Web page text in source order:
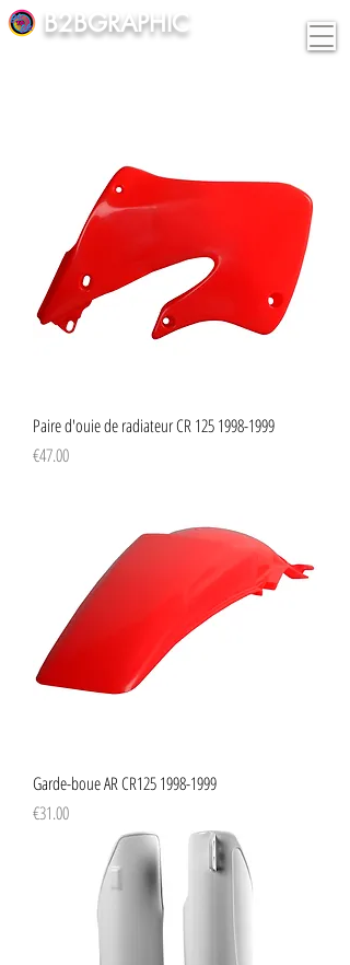
B2BGRAPHIC
Paire d'ouie de radiateur CR 125 1998-1999
Price
€47.00
Garde-boue AR CR125 1998-1999
Price
€31.00